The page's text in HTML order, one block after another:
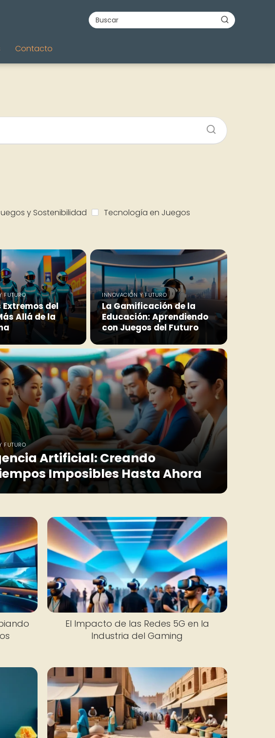
Contacto
y Sostenibilidad
Tecnología en Juegos
FUTURO
del
Allá de la
INNOVACIÓN Y FUTURO
La Gamificación de la
Educación: Aprendiendo
con Juegos del Futuro
FUTURO
Artificial: Creando
Imposibles Hasta Ahora
El Impacto de las Redes 5G en la
Industria del Gaming